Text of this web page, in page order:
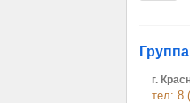
г.
тел: 8